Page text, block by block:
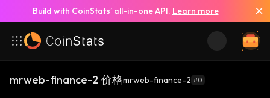
Build with CoinStats’ all-in-one API. Learn more
mrweb-finance-2 价格mrweb-finance-2 #0